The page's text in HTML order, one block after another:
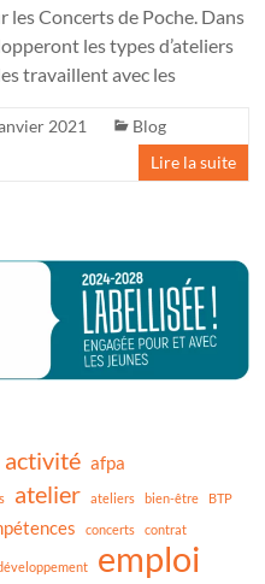
les Concerts de Poche. Dans
les types d’ateliers
travaillent avec les
2021
Blog
Lire la suite
activité afpa
atelier ateliers bien-être BTP
concerts contrat
emploi